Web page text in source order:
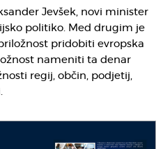
Jevšek, novi minister
politiko. Med drugim je
pridobiti evropska
nameniti ta denar
regij, občin, podjetij,